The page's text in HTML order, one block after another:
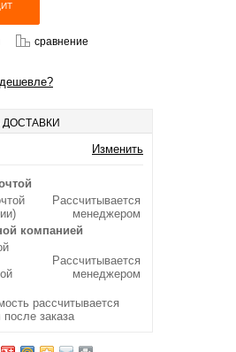
сравнение
Изменить
Рассчитывается
менеджером
компанией
Рассчитывается
менеджером
рассчитывается
заказа